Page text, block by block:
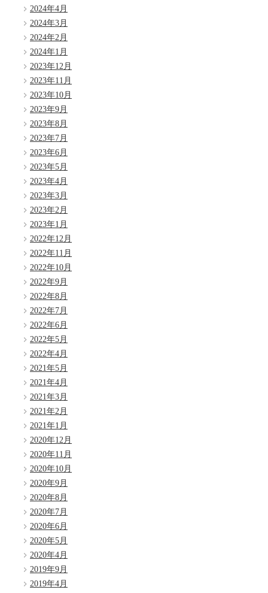
2024年4月
2024年3月
2024年2月
2024年1月
2023年12月
2023年11月
2023年10月
2023年9月
2023年8月
2023年7月
2023年6月
2023年5月
2023年4月
2023年3月
2023年2月
2023年1月
2022年12月
2022年11月
2022年10月
2022年9月
2022年8月
2022年7月
2022年6月
2022年5月
2022年4月
2021年5月
2021年4月
2021年3月
2021年2月
2021年1月
2020年12月
2020年11月
2020年10月
2020年9月
2020年8月
2020年7月
2020年6月
2020年5月
2020年4月
2019年9月
2019年4月